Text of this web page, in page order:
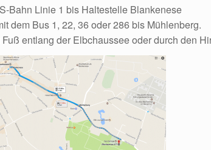
Bahn Linie 1 bis Haltestelle Blankenese
dem Bus 1, 22, 36 oder 286 bis Mühlenberg.
entlang der Elbchaussee oder durch den